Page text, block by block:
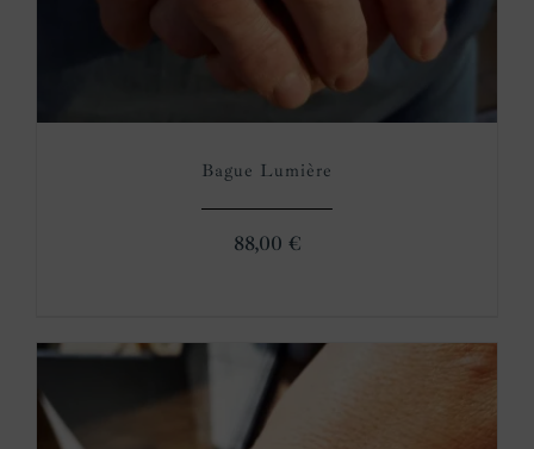
Bague Lumière
88,00 €